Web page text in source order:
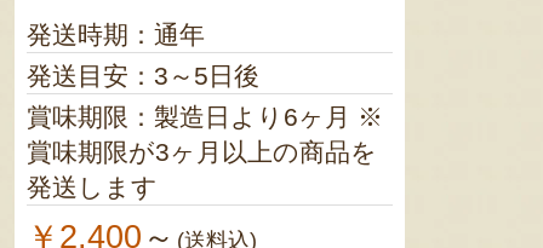
発送時期：通年
発送目安：3～5日後
賞味期限：製造日より6ヶ月 ※
賞味期限が3ヶ月以上の商品を
発送します
￥2,400 ～ (送料込)